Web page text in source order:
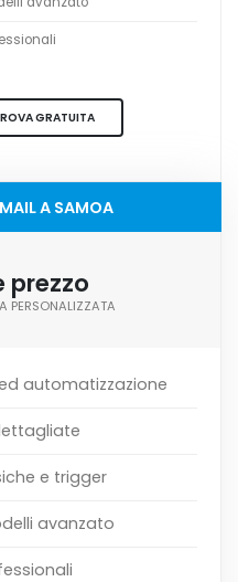
GRATUITA
A SAMOA
prezzo
PERSONALIZZATA
automatizzazione
e trigger
avanzato